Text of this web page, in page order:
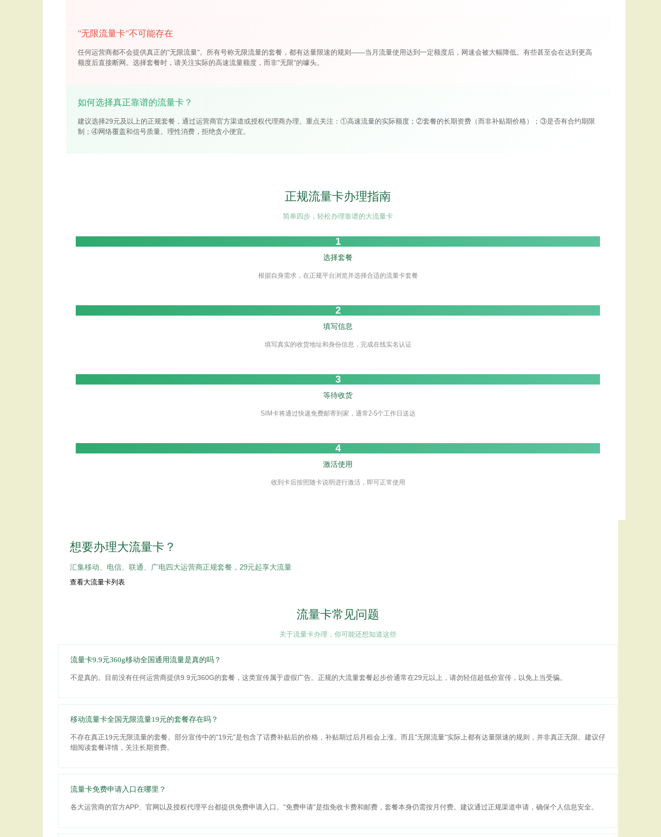
"无限流量卡"不可能存在
任何运营商都不会提供真正的"无限流量"。所有号称无限流量的套餐，都有达量限速的规则——当月流量使用达到一定额度后，网速会被大幅降低。有些甚至会在达到更高
额度后直接断网。选择套餐时，请关注实际的高速流量额度，而非"无限"的噱头。
如何选择真正靠谱的流量卡？
建议选择29元及以上的正规套餐，通过运营商官方渠道或授权代理商办理。重点关注：①高速流量的实际额度；②套餐的长期资费（而非补贴期价格）；③是否有合约期限
制；④网络覆盖和信号质量。理性消费，拒绝贪小便宜。
正规流量卡办理指南
简单四步，轻松办理靠谱的大流量卡
1
选择套餐
根据自身需求，在正规平台浏览并选择合适的流量卡套餐
2
填写信息
填写真实的收货地址和身份信息，完成在线实名认证
3
等待收货
SIM卡将通过快递免费邮寄到家，通常2-5个工作日送达
4
激活使用
收到卡后按照随卡说明进行激活，即可正常使用
想要办理大流量卡？
汇集移动、电信、联通、广电四大运营商正规套餐，29元起享大流量
查看大流量卡列表
流量卡常见问题
关于流量卡办理，你可能还想知道这些
流量卡9.9元360g移动全国通用流量是真的吗？
不是真的。目前没有任何运营商提供9.9元360G的套餐，这类宣传属于虚假广告。正规的大流量套餐起步价通常在29元以上，请勿轻信超低价宣传，以免上当受骗。
移动流量卡全国无限流量19元的套餐存在吗？
不存在真正19元无限流量的套餐。部分宣传中的"19元"是包含了话费补贴后的价格，补贴期过后月租会上涨。而且"无限流量"实际上都有达量限速的规则，并非真正无限。建议仔
细阅读套餐详情，关注长期资费。
流量卡免费申请入口在哪里？
各大运营商的官方APP、官网以及授权代理平台都提供免费申请入口。"免费申请"是指免收卡费和邮费，套餐本身仍需按月付费。建议通过正规渠道申请，确保个人信息安全。